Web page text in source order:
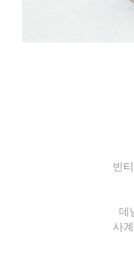
빈
데
사